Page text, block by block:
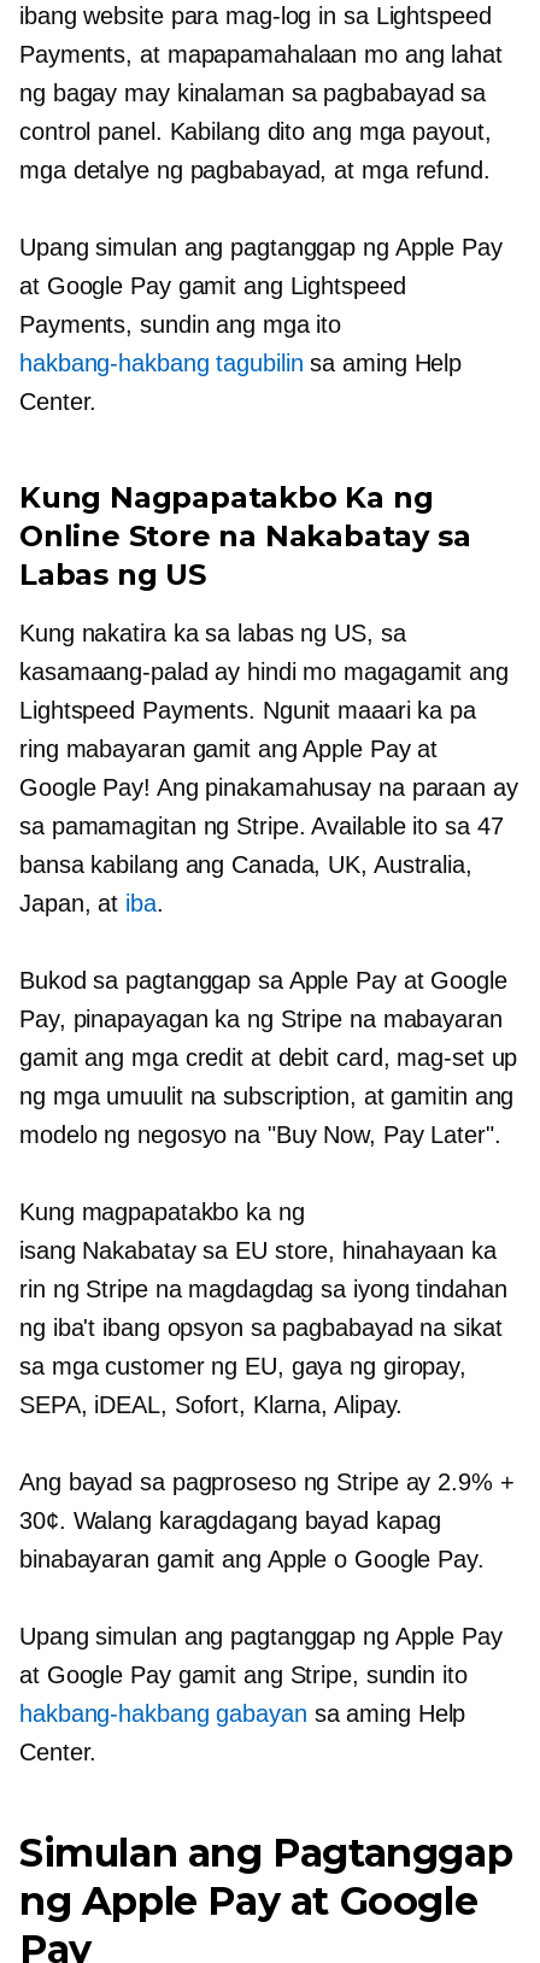
ibang website para mag-log in sa Lightspeed
Payments, at mapapamahalaan mo ang lahat
ng bagay may kinalaman sa pagbabayad sa
control panel. Kabilang dito ang mga payout,
mga detalye ng pagbabayad, at mga refund.
Upang simulan ang pagtanggap ng Apple Pay
at Google Pay gamit ang Lightspeed
Payments, sundin ang mga ito
hakbang-hakbang tagubilin sa aming Help
Center.
Kung Nagpapatakbo Ka ng
Online Store na Nakabatay sa
Labas ng US
Kung nakatira ka sa labas ng US, sa
kasamaang-palad ay hindi mo magagamit ang
Lightspeed Payments. Ngunit maaari ka pa
ring mabayaran gamit ang Apple Pay at
Google Pay! Ang pinakamahusay na paraan ay
sa pamamagitan ng Stripe. Available ito sa 47
bansa kabilang ang Canada, UK, Australia,
Japan, at iba.
Bukod sa pagtanggap sa Apple Pay at Google
Pay, pinapayagan ka ng Stripe na mabayaran
gamit ang mga credit at debit card, mag-set up
ng mga umuulit na subscription, at gamitin ang
modelo ng negosyo na "Buy Now, Pay Later".
Kung magpapatakbo ka ng
isang Nakabatay sa EU store, hinahayaan ka
rin ng Stripe na magdagdag sa iyong tindahan
ng iba't ibang opsyon sa pagbabayad na sikat
sa mga customer ng EU, gaya ng giropay,
SEPA, iDEAL, Sofort, Klarna, Alipay.
Ang bayad sa pagproseso ng Stripe ay 2.9% +
30¢. Walang karagdagang bayad kapag
binabayaran gamit ang Apple o Google Pay.
Upang simulan ang pagtanggap ng Apple Pay
at Google Pay gamit ang Stripe, sundin ito
hakbang-hakbang gabayan sa aming Help
Center.
Simulan ang Pagtanggap
ng Apple Pay at Google
Pay